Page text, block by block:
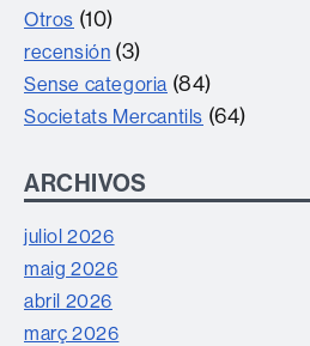
Otros (10)
recensión (3)
Sense categoria (84)
Societats Mercantils (64)
ARCHIVOS
juliol 2026
maig 2026
abril 2026
març 2026